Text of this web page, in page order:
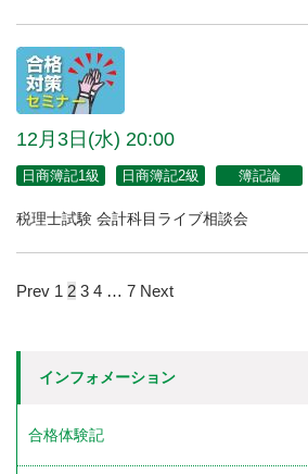
12月3日(水) 20:00
日商簿記1級 日商簿記2級 簿記論
税理士試験 会計科目ライブ相談会
Prev 1 2 3 4 … 7 Next
インフォメーション
合格体験記